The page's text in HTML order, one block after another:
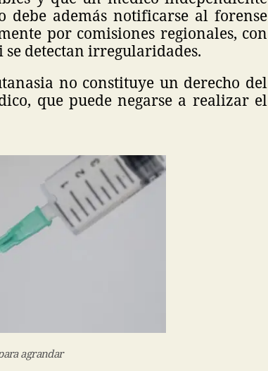
debe además notificarse al forense
por comisiones regionales, con
detectan irregularidades.
no constituye un derecho del
que puede negarse a realizar el
agrandar